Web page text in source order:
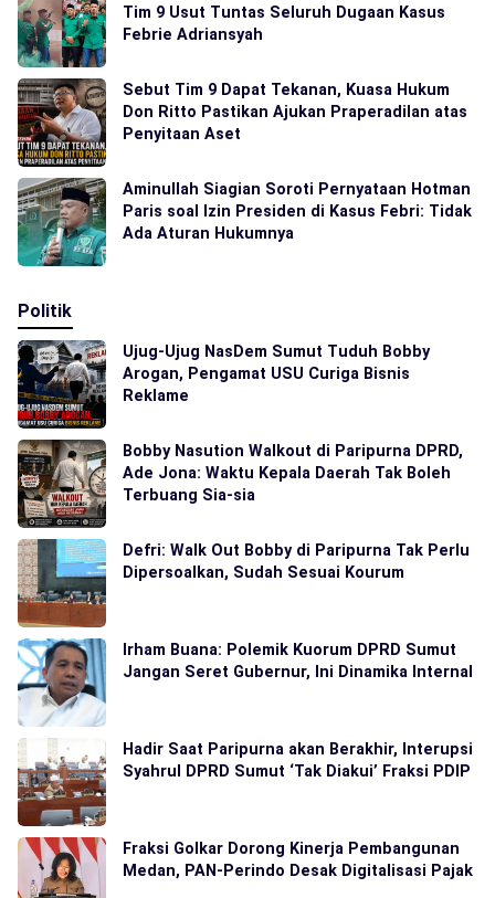
Tim 9 Usut Tuntas Seluruh Dugaan Kasus
Febrie Adriansyah
Sebut Tim 9 Dapat Tekanan, Kuasa Hukum
Don Ritto Pastikan Ajukan Praperadilan atas
Penyitaan Aset
Aminullah Siagian Soroti Pernyataan Hotman
Paris soal Izin Presiden di Kasus Febri: Tidak
Ada Aturan Hukumnya
Politik
Ujug-Ujug NasDem Sumut Tuduh Bobby
Arogan, Pengamat USU Curiga Bisnis
Reklame
Bobby Nasution Walkout di Paripurna DPRD,
Ade Jona: Waktu Kepala Daerah Tak Boleh
Terbuang Sia-sia
Defri: Walk Out Bobby di Paripurna Tak Perlu
Dipersoalkan, Sudah Sesuai Kourum
Irham Buana: Polemik Kuorum DPRD Sumut
Jangan Seret Gubernur, Ini Dinamika Internal
Hadir Saat Paripurna akan Berakhir, Interupsi
Syahrul DPRD Sumut ‘Tak Diakui’ Fraksi PDIP
Fraksi Golkar Dorong Kinerja Pembangunan
Medan, PAN-Perindo Desak Digitalisasi Pajak